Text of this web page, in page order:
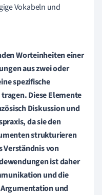
Vokabeln und
Worteinheiten einer
aus zwei oder
spezifische
Diese Elemente
Diskussionund
, da sie den
strukturieren
Verständnis von
ist daher
und die
und